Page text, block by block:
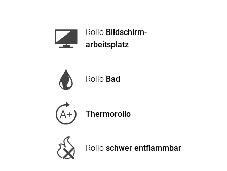
Rollo Bildschirm­
arbeitsplatz
Rollo Bad
Thermorollo
Rolloschwer entflammbar